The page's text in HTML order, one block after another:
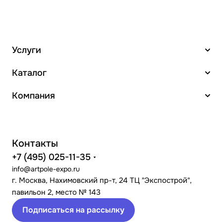
Услуги
Каталог
Компания
Контакты
+7 (495) 025-11-35
info@artpole-expo.ru
г. Москва, Нахимовский пр-т, 24 ТЦ "Экспострой",
павильон 2, место № 143
Подписаться на рассылку